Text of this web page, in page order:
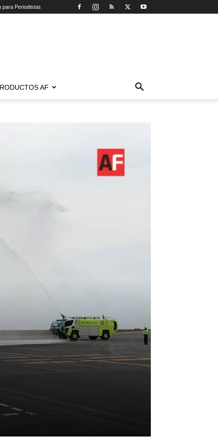
para Periodistas
AF